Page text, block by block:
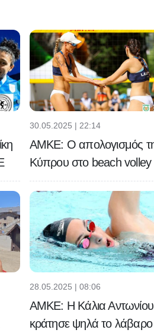
30.05.2025 | 22:14
ΑΜΚΕ: Ο απολογισμός
Κύπρου στο beach volley
28.05.2025 | 08:06
ΑΜΚΕ: Η Κάλια Αντωνίου
κράτησε ψηλά το λάβαρο